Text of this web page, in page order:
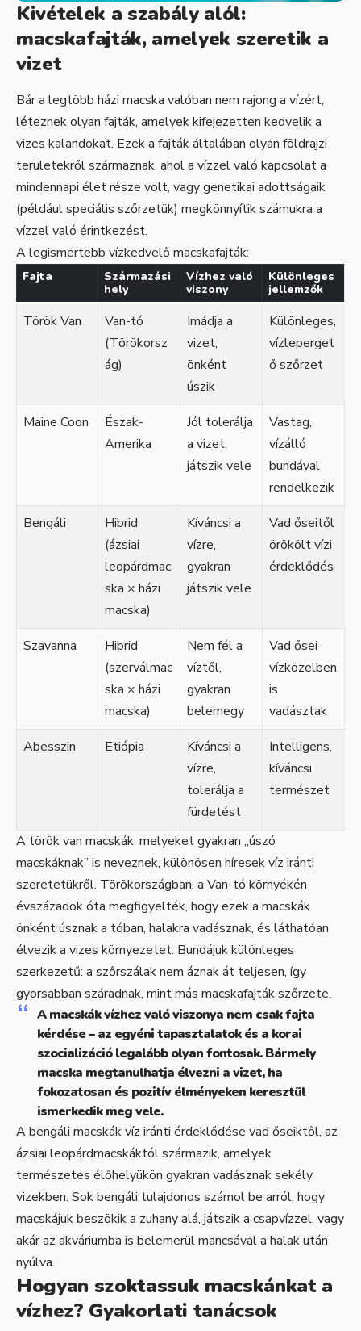
Kivételek a szabály alól:
macskafajták, amelyek szeretik a
vizet
Bár a legtöbb házi macska valóban nem rajong a vízért,
léteznek olyan fajták, amelyek kifejezetten kedvelik a
vizes kalandokat. Ezek a fajták általában olyan földrajzi
területekről származnak, ahol a vízzel való kapcsolat a
mindennapi élet része volt, vagy genetikai adottságaik
(például speciális szőrzetük) megkönnyítik számukra a
vízzel való érintkezést.
A legismertebb vízkedvelő macskafajták:
Fajta
Származási
hely
Vízhez való
viszony
Különleges
jellemzők
Török Van
Van-tó
(Törökorsz
ág)
Imádja a
vizet,
önként
úszik
Különleges,
vízleperget
ő szőrzet
Maine Coon
Észak-
Amerika
Jól tolerálja
a vizet,
játszik vele
Vastag,
vízálló
bundával
rendelkezik
Bengáli
Hibrid
(ázsiai
leopárdmac
ska × házi
macska)
Kíváncsi a
vízre,
gyakran
játszik vele
Vad őseitől
örökölt vízi
érdeklődés
Szavanna
Hibrid
(szerválmac
ska × házi
macska)
Nem fél a
víztől,
gyakran
belemegy
Vad ősei
vízközelben
is
vadásztak
Abesszin
Etiópia
Kíváncsi a
vízre,
tolerálja a
fürdetést
Intelligens,
kíváncsi
természet
A török van macskák, melyeket gyakran „úszó
macskáknak” is neveznek, különösen híresek víz iránti
szeretetükről. Törökországban, a Van-tó környékén
évszázadok óta megfigyelték, hogy ezek a macskák
önként úsznak a tóban, halakra vadásznak, és láthatóan
élvezik a vizes környezetet. Bundájuk különleges
szerkezetű: a szőrszálak nem áznak át teljesen, így
gyorsabban száradnak, mint más macskafajták szőrzete.
A macskák vízhez való viszonya nem csak fajta
kérdése – az egyéni tapasztalatok és a korai
szocializáció legalább olyan fontosak. Bármely
macska megtanulhatja élvezni a vizet, ha
fokozatosan és pozitív élményeken keresztül
ismerkedik meg vele.
A bengáli macskák víz iránti érdeklődése vad őseiktől, az
ázsiai leopárdmacskáktól származik, amelyek
természetes élőhelyükön gyakran vadásznak sekély
vizekben. Sok bengáli tulajdonos számol be arról, hogy
macskájuk beszökik a zuhany alá, játszik a csapvízzel, vagy
akár az akváriumba is belemerül mancsával a halak után
nyúlva.
Hogyan szoktassuk macskánkat a
vízhez? Gyakorlati tanácsok